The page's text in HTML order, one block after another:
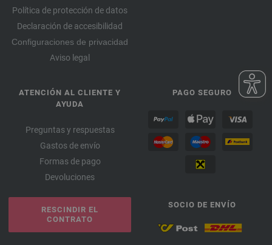
Política de protección de datos
Declaración de accesibilidad
Configuraciones de privacidad
Aviso legal
ATENCIÓN AL CLIENTE Y
AYUDA
Preguntas y respuestas
Gastos de envío
Formas de pago
Devoluciones
RESCINDIR EL
CONTRATO
PAGO SEGURO
SOCIO DE ENVÍO